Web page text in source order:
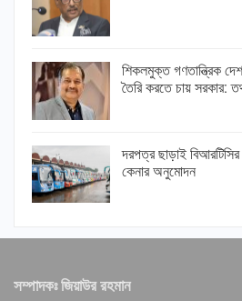
শিকলমুক্ত গণতান্ত্রিক
তৈরি করতে চায় সরকার:
দরপত্র ছাড়াই
কেনার অনুমোদন
সম্পাদকঃ জিয়াউর রহমান